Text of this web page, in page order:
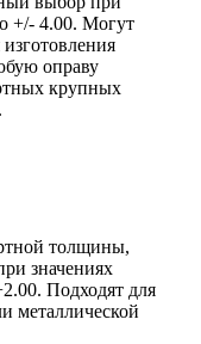
+/- 4.00. Могут
оправу
крупных
толщины,
значениях
Подходят для
металлической